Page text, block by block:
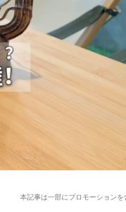
本記事は一部にプロモーションを